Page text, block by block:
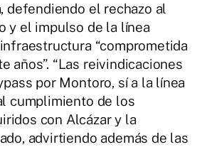
defendiendo el rechazo al
y el impulso de la línea
“comprometida
años”. “Las reivindicaciones
por Montoro, sí a la línea
cumplimiento de los
con Alcázar y la
advirtiendo además de las